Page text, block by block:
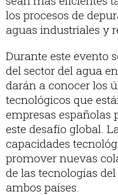
los procesos de
aguas industriales y
Durante este evento
del sector del agua
darán a conocer los
tecnológicos que
empresas
este desafío global.
capacidades
promover nuevas
de las tecnologías
ambos países.